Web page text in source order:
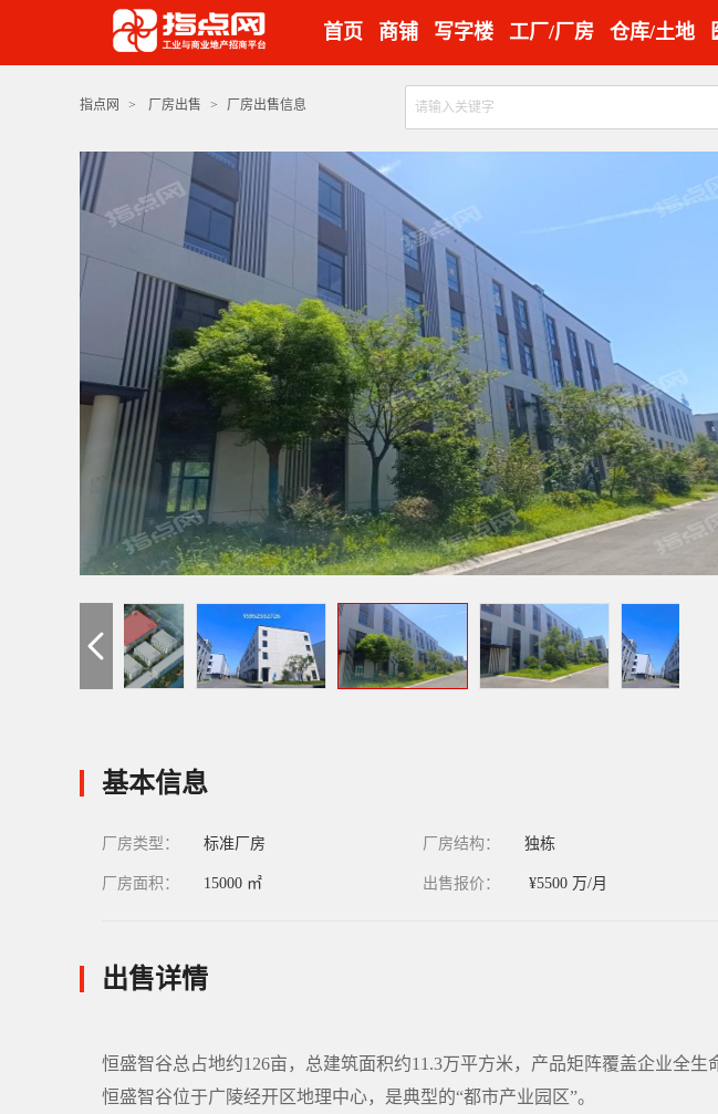
首页 商铺 写字楼 工厂/厂房 仓库/土地
指点网 > 厂房出售 > 厂房出售信息
基本信息
厂房类型： 标准厂房 厂房结构： 独栋
厂房面积： 15000 ㎡ 出售报价： ¥5500 万/月
出售详情
恒盛智谷总占地约126亩，总建筑面积约11.3万平方米，产品矩阵覆盖企业全生
恒盛智谷位于广陵经开区地理中心，是典型的“都市产业园区”。